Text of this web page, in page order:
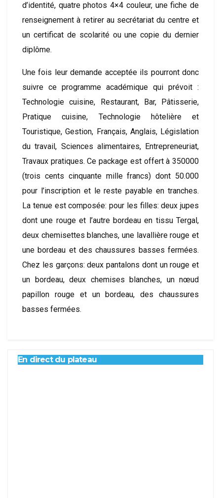
d’identité, quatre photos 4×4 couleur, une fiche de
renseignement à retirer au secrétariat du centre et
un certificat de scolarité ou une copie du dernier
diplôme.
Une fois leur demande acceptée ils pourront donc
suivre ce programme académique qui prévoit :
Technologie cuisine, Restaurant, Bar, Pâtisserie,
Pratique cuisine, Technologie hôtelière et
Touristique, Gestion, Français, Anglais, Législation
du travail, Sciences alimentaires, Entrepreneuriat,
Travaux pratiques. Ce package est offert à 350000
(trois cents cinquante mille francs) dont 50.000
pour l’inscription et le reste payable en tranches.
La tenue est composée: pour les filles: deux jupes
dont une rouge et l’autre bordeau en tissu Tergal,
deux chemisettes blanches, une lavallière rouge et
une bordeau et des chaussures basses fermées.
Chez les garçons: deux pantalons dont un rouge et
un bordeau, deux chemises blanches, un nœud
papillon rouge et un bordeau, des chaussures
basses fermées.
En direct du plateau